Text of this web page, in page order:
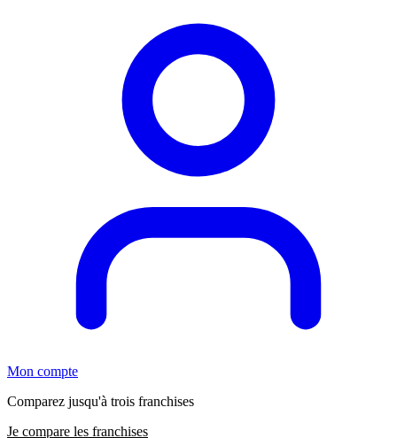
Mon compte
Comparez jusqu'à trois franchises
Je compare les franchises